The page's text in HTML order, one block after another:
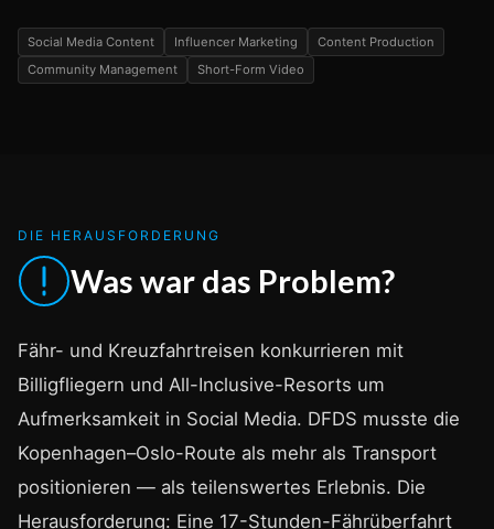
Social Media Content Influencer Marketing
Content Production
Community Management
Short-Form Video
DIE HERAUSFORDERUNG
Was war das Problem?
Fähr- und Kreuzfahrtreisen konkurrieren mit
Billigfliegern und All-Inclusive-Resorts um
Aufmerksamkeit in Social Media. DFDS musste die
Kopenhagen–Oslo-Route als mehr als Transport
positionieren — als teilenswertes Erlebnis. Die
Herausforderung: Eine 17-Stunden-Fährüberfahrt